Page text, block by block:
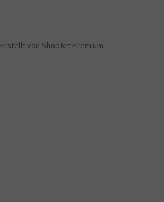
Erstellt von Shoptet Premium